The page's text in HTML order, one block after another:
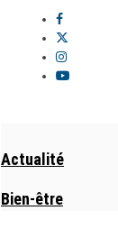
Actualité
Bien-être